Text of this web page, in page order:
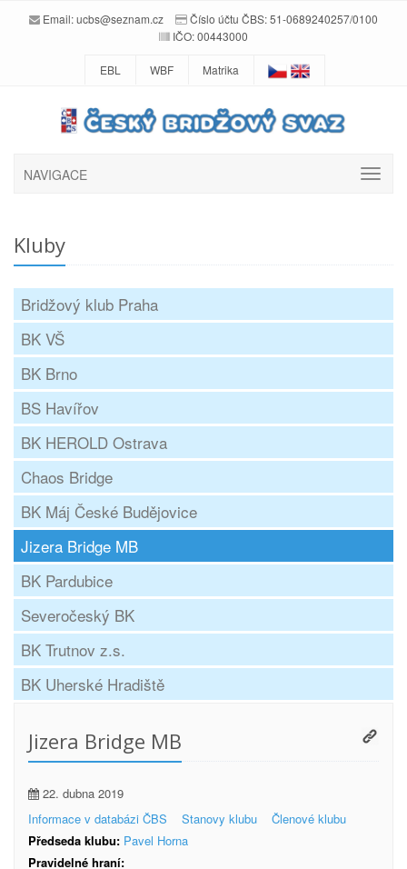
Email:ucbs@seznam.cz
Číslo účtu ČBS: 51-0689240257/0100
IČO: 00443000
EBL WBF Matrika
NAVIGACE
Kluby
Bridžový klub Praha
BK VŠ
BK Brno
BS Havířov
BK HEROLD Ostrava
Chaos Bridge
BK Máj České Budějovice
Jizera Bridge MB
BK Pardubice
Severočeský BK
BK Trutnov z.s.
BK Uherské Hradiště
Jizera Bridge MB
22. dubna 2019
Informace v databázi ČBS
Stanovy klubu
Členové klubu
Předseda klubu: Pavel Horna
Pravidelné hraní: